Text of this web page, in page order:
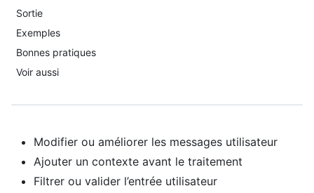
Sortie
Exemples
Bonnes pratiques
Voir aussi
Modifier ou améliorer les messages utilisateur
Ajouter un contexte avant le traitement
Filtrer ou valider l’entrée utilisateur